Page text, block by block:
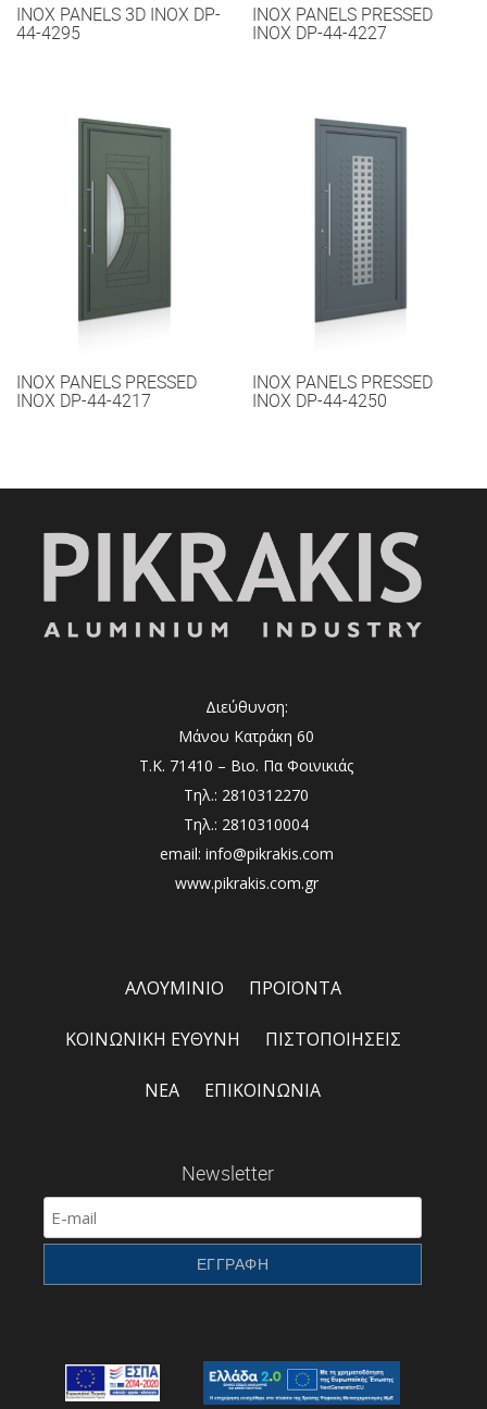
INOX PANELS 3D INOX DP-
44-4295
INOX PANELS PRESSED
INOX DP-44-4227
INOX PANELS PRESSED
INOX DP-44-4217
INOX PANELS PRESSED
INOX DP-44-4250
Διεύθυνση:
Μάνου Κατράκη 60
Τ.Κ. 71410 – Βιο. Πα Φοινικιάς
Τηλ.: 2810312270
Τηλ.: 2810310004
email: info@pikrakis.com
www.pikrakis.com.gr
ΑΛΟΥΜΙΝΙΟ ΠΡΟΪΟΝΤΑ
ΚΟΙΝΩΝΙΚΗ ΕΥΘΥΝΗ ΠΙΣΤΟΠΟΙΗΣΕΙΣ
ΝΕΑ ΕΠΙΚΟΙΝΩΝΙΑ
Newsletter